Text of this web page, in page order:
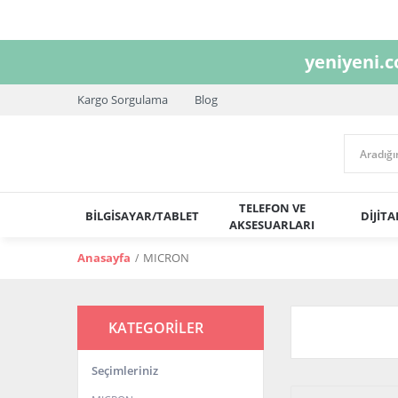
Kargo Sorgulama Blog
BİLGİSAYAR/TABLET
TELEFON VE
AKSESUARLARI
Anasayfa MICRON
KATEGORİLER
Seçimleriniz